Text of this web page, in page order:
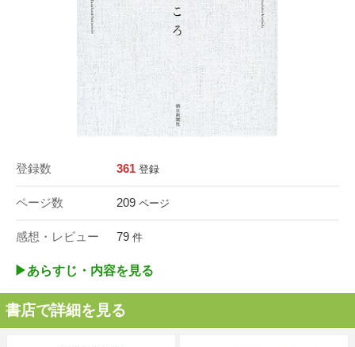
登録数 361 登録
ページ数 209 ページ
感想・レビュー 79 件
▶︎あらすじ・内容を見る
書店で詳細を見る